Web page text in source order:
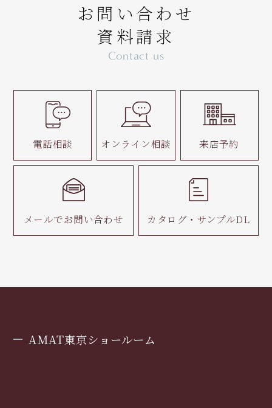
お問い合わせ
資料請求
Contact us
電話相談 オンライン相談 来店予約
メールでお問い合わせ カタログ・ サンプルDL
AMAT東京ショールーム